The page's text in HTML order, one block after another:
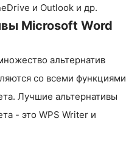
и Outlook и др.
Microsoft Word
альтернатив
со всеми функциями
Лучшие альтернативы
- это WPS Writer и